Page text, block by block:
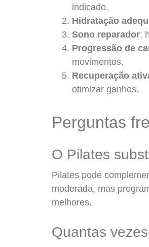
indicado.
Hidratação
Sono reparador:
Progressão de
movimentos.
Recuperação
otimizar ganhos.
Perguntas
O Pilates
Pilates pode
moderada, mas
melhores.
Quantas